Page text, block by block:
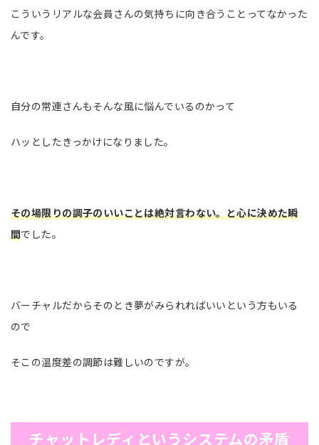
こういうリアルな会員さんの気持ちに向き合うことってなかった
んです。
自分の常連さんもそんな風に悩んでいるのかって
ハッとしたきっかけになりました。
その場限りの調子のいいことは絶対言わない。と心に決めた瞬
間でした。
バーチャルだからそのとき夢がみられればいいという方もいる
ので
そこの温度差の調節は難しいのですが。
チャットレディというシステムの矛盾